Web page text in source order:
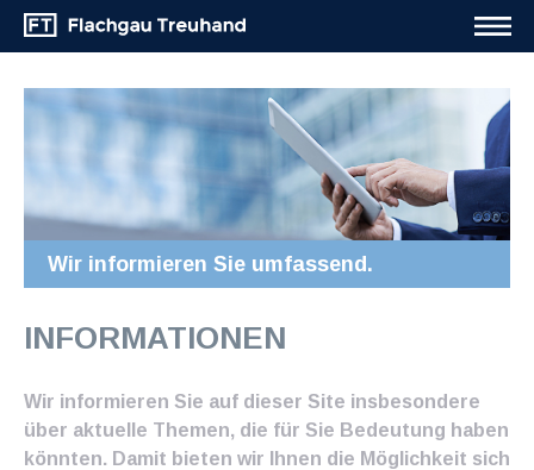
Wir informieren Sie umfassend.
INFORMATIONEN
Wir informieren Sie auf dieser Site insbesondere
über aktuelle Themen, die für Sie Bedeutung haben
könnten. Damit bieten wir Ihnen die Möglichkeit sich